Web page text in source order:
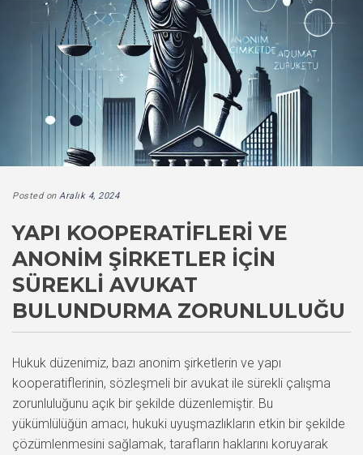
Posted on Aralık 4, 2024
YAPI KOOPERATIFLERI VE
ANONIM ŞIRKETLER IÇIN
SÜREKLI AVUKAT
BULUNDURMA ZORUNLULUĞU
Hukuk düzenimiz, bazı anonim şirketlerin ve yapı
kooperatiflerinin, sözleşmeli bir avukat ile sürekli çalışma
zorunluluğunu açık bir şekilde düzenlemiştir. Bu
yükümlülüğün amacı, hukuki uyuşmazlıkların etkin bir şekilde
çözümlenmesini sağlamak, tarafların haklarını koruyarak